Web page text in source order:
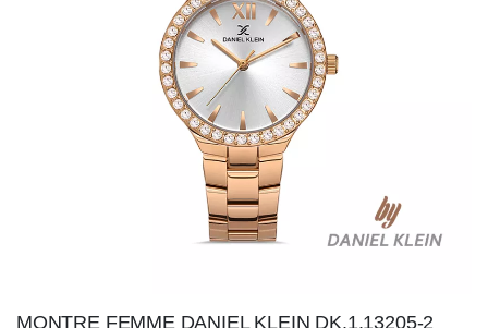
MONTRE FEMME DANIEL KLEIN DK.1.13205-2